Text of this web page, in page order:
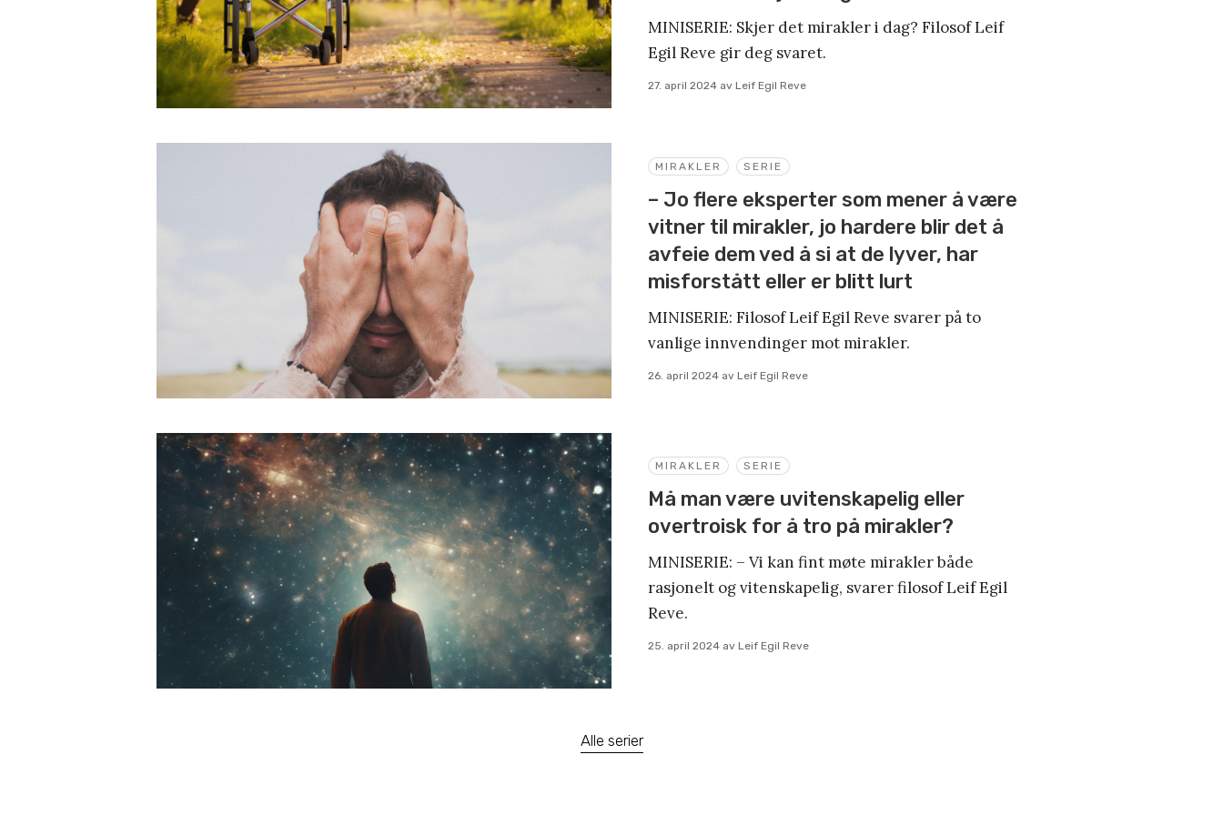
MINISERIE: Skjer det mirakler i dag? Filosof Leif
Egil Reve gir deg svaret.
27. april 2024 av Leif Egil Reve
MIRAKLER SERIE
– Jo flere eksperter som mener å være
vitner til mirakler, jo hardere blir det å
avfeie dem ved å si at de lyver, har
misforstått eller er blitt lurt
MINISERIE: Filosof Leif Egil Reve svarer på to
vanlige innvendinger mot mirakler.
26. april 2024 av Leif Egil Reve
MIRAKLER SERIE
Må man være uvitenskapelig eller
overtroisk for å tro på mirakler?
MINISERIE: – Vi kan fint møte mirakler både
rasjonelt og vitenskapelig, svarer filosof Leif Egil
Reve.
25. april 2024 av Leif Egil Reve
Alle serier